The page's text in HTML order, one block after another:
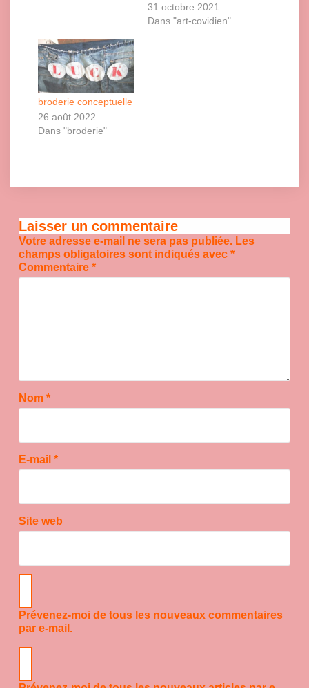
31 octobre 2021
Dans "art-covidien"
broderie conceptuelle
26 août 2022
Dans "broderie"
Laisser un commentaire
Votre adresse e-mail ne sera pas publiée. Les
champs obligatoires sont indiqués avec *
Commentaire *
Nom *
E-mail *
Site web
Prévenez-moi de tous les nouveaux commentaires
par e-mail.